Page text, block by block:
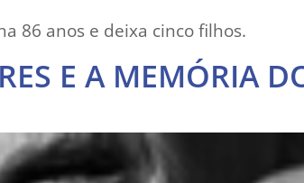
86 anos e deixa cinco filhos.
E A MEMÓRIA